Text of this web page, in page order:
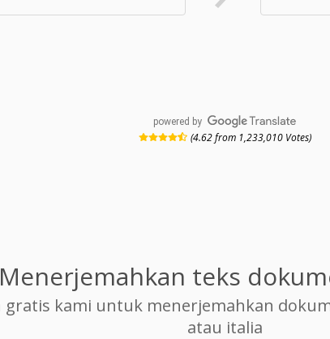
powered by
(4.62 from 1,233,010 Votes)
Menerjemahkan teks
kami untuk menerjemahkan
atau italia